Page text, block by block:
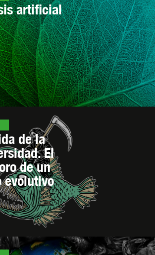
artificial
de la
El
de un
evolutivo